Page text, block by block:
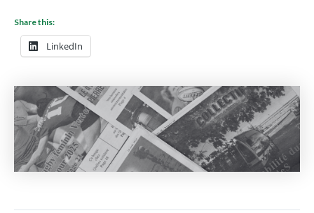
Share this:
LinkedIn